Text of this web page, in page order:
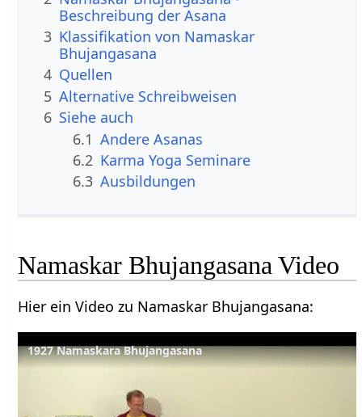
Beschreibung der Asana
3 Klassifikation von Namaskar
Bhujangasana
4 Quellen
5 Alternative Schreibweisen
6 Siehe auch
6.1 Andere Asanas
6.2 Karma Yoga Seminare
6.3 Ausbildungen
Namaskar Bhujangasana Video
Hier ein Video zu Namaskar Bhujangasana:
1927 Namaskara Bhujangasana